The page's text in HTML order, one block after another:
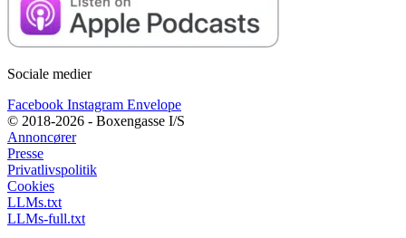
Sociale medier
Facebook Instagram Envelope
© 2018-2026 - Boxengasse I/S
Annoncører
Presse
Privatlivspolitik
Cookies
LLMs.txt
LLMs-full.txt